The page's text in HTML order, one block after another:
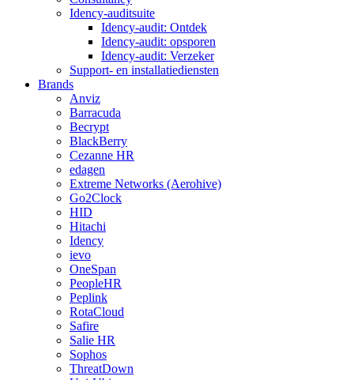
Idency-auditsuite
Idency-audit: Ontdek
Idency-audit: opsporen
Idency-audit: Verzeker
Support- en installatiediensten
Brands
Anviz
Barracuda
Becrypt
BlackBerry
Cezanne HR
edagen
Extreme Networks (Aerohive)
Go2Clock
HID
Hitachi
Idency
ievo
OneSpan
PeopleHR
Peplink
RotaCloud
Safire
Salie HR
Sophos
ThreatDown